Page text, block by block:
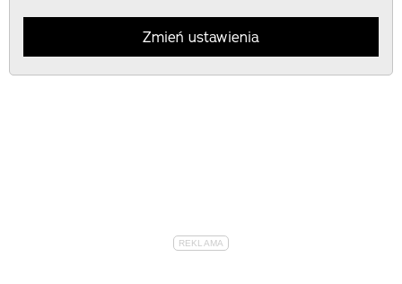
Zmień ustawienia